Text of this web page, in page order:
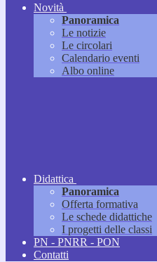
Novità
Panoramica
Le notizie
Le circolari
Calendario eventi
Albo online
Didattica
Panoramica
Offerta formativa
Le schede didattiche
I progetti delle classi
PN - PNRR - PON
Contatti